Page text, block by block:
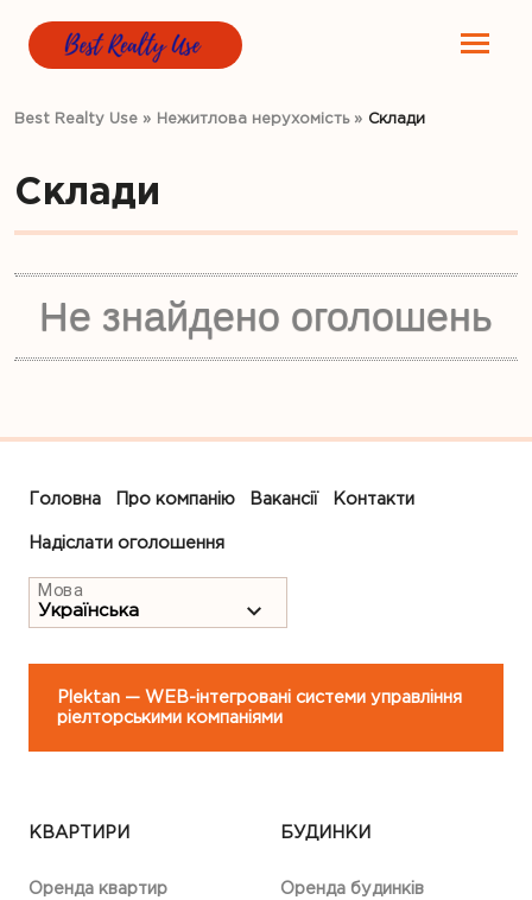
Best Realty Use » Нежитлова нерухомість » Склади
Склади
Не знайдено оголошень
Головна Про компанію Вакансії Контакти
Надіслати оголошення
Мова
Plektan — WEB-інтегровані системи управління
ріелторськими компаніями
КВАРТИРИ
Оренда квартир
БУДИНКИ
Оренда будинків